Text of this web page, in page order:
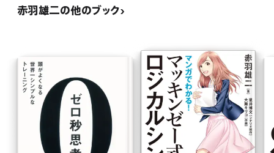
赤羽雄二の他のブック